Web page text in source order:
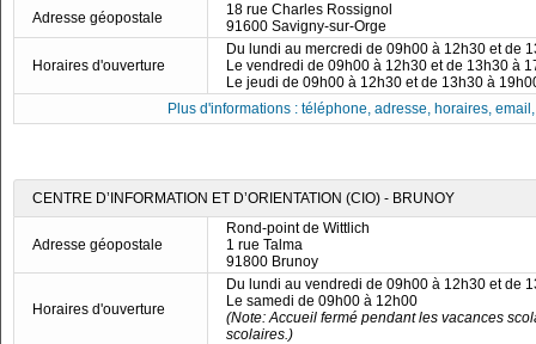
Adresse géopostale
18 rue Charles Rossignol
91600 Savigny-sur-Orge
Horaires d'ouverture
Du lundi au mercredi de 09h00 à 12h30 et de
Le vendredi de 09h00 à 12h30 et de 13h30 à
Le jeudi de 09h00 à 12h30 et de 13h30 à
Plus d'informations : téléphone, adresse, horaires,
CENTRE D’INFORMATION ET D’ORIENTATION (CIO) - BRUNOY
Adresse géopostale
Rond-point de Wittlich
1 rue Talma
91800 Brunoy
Horaires d'ouverture
Du lundi au vendredi de 09h00 à 12h30 et de
Le samedi de 09h00 à 12h00
(Note: Accueil fermé pendant les vacances
scolaires.)